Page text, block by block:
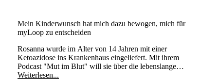
Mein Kinderwunsch hat mich dazu bewogen, mich für
myLoop zu entscheiden
Rosanna wurde im Alter von 14 Jahren mit einer
Ketoazidose ins Krankenhaus eingeliefert. Mit ihrem
Podcast "Mut im Blut" will sie über die lebenslange
Erkrankung aufklären.
Weiterlesen...